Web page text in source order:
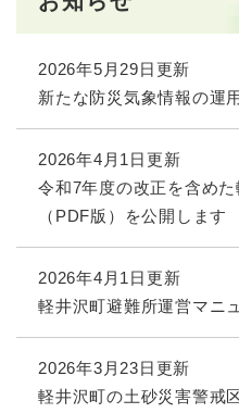
2026年5月29日更新
新たな防災気象情報の運
2026年4月1日更新
令和7年度の改正を含め
（PDF版）を公開します
2026年4月1日更新
軽井沢町避難所運営マニ
2026年3月23日更新
軽井沢町の土砂災害警戒